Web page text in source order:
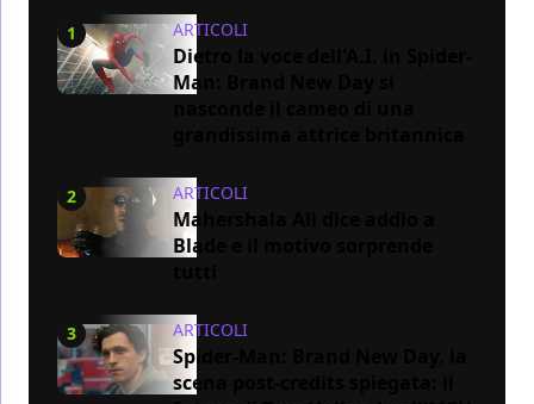
1 ARTICOLI
Dietro la voce dell'A.I. in Spider-
Man: Brand New Day si
2 ARTICOLI
Mahershala Ali dice addio a
Blade e il motivo sorprende
3 ARTICOLI
Spider-Man: Brand New Day, la
scena post-credits spiegata: il